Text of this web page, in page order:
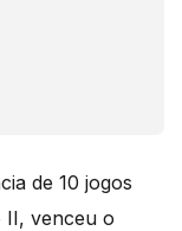
de 10 jogos
II, venceu o